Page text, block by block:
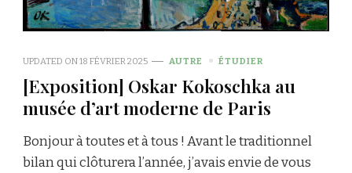
UPDATED ON18 FÉVRIER 2025 AUTRE ÉTUDIER
[Exposition] Oskar Kokoschka au
musée d’art moderne de Paris
Bonjour à toutes et à tous ! Avant le traditionnel
bilan qui clôturera l’année, j’avais envie de vous